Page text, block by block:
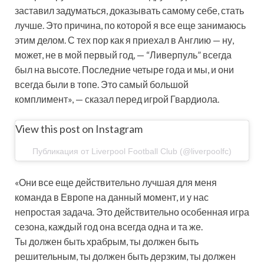
заставил задуматься, доказывать самому себе, стать
лучше. Это причина, по которой я все еще занимаюсь
этим делом. С тех пор как я приехал в Англию — ну,
может, не в мой первый год, — “Ливерпуль” всегда
был на высоте. Последние четыре года и мы, и они
всегда были в топе. Это самый большой
комплимент», — сказал перед игрой Гвардиола.
View this post on Instagram
Публикация от Liverpool Football Club (@liverpoolfc)
«Они все еще действительно лучшая для меня
команда в Европе на данный момент, и у нас
непростая задача. Это действительно особенная игра
сезона, каждый год она всегда одна и та же.
Ты должен быть храбрым, ты должен быть
решительным, ты должен быть дерзким, ты должен